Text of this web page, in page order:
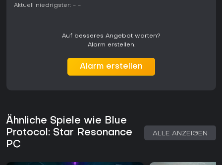
Aktuell niedrigster: - -
Auf besseres Angebot warten?
Alarm erstellen.
Alarm erstellen
Ähnliche Spiele wie Blue
Protocol: Star Resonance
PC
ALLE ANZEIGEN